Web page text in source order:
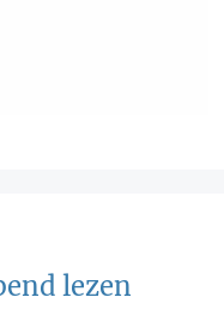
lezen